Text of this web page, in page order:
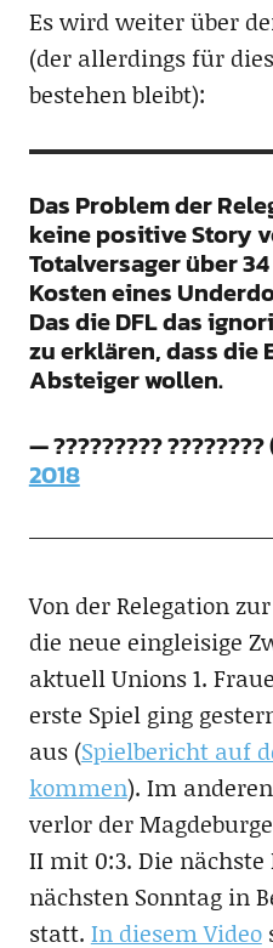
Es wird weiter über
(der allerdings für
bestehen bleibt):
Das Problem der
keine positive Story
Totalversager über
Kosten eines
Das die DFL das
zu erklären, dass die
Absteiger wollen.
— ????????? ????????
2018
Von der Relegation
die neue eingleisige
aktuell Unions 1.
erste Spiel ging
aus (Spielbericht auf
kommen). Im
verlor der
II mit 0:3. Die
nächsten Sonntag in
statt. In diesem Video